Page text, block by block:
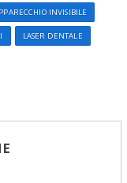
INVISIBILE
LASER DENTALE